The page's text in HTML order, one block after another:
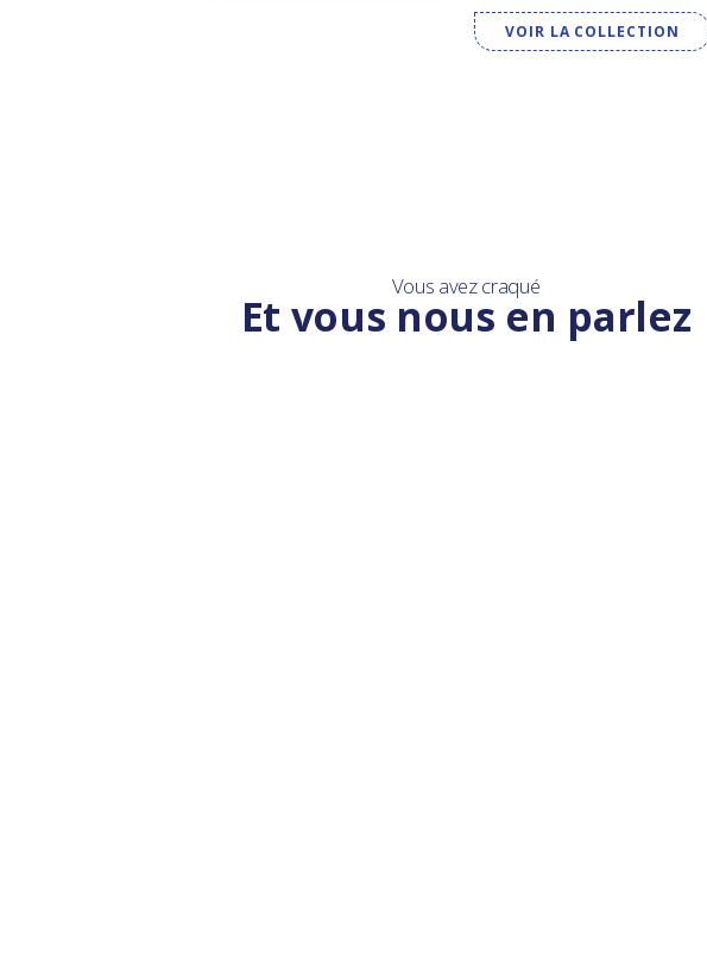
VOIR LA COLLECTION
Vous avez craqué
Et vous nous en parlez